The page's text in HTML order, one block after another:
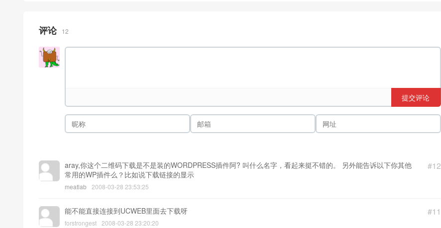
评论 12
提交评论
#12
aray,你这个二维码下载是不是装的WORDPRESS插件阿? 叫什么名字，看起来挺不错的。 另外能告诉以下你其他
常用的WP插件么？比如说下载链接的显示
meatlab 2008-03-28 23:53:25
#11
能不能直接连接到UCWEB里面去下载呀
forstrongest 2008-03-28 23:20:20